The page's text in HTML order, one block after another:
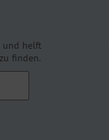
und helft
finden.